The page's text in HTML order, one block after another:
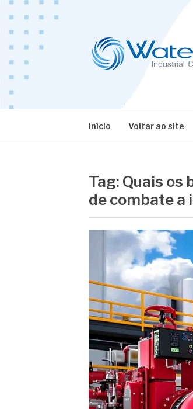
Pular
para
conteúdo
Início Voltar ao site
Tag: Quais os
de combate a